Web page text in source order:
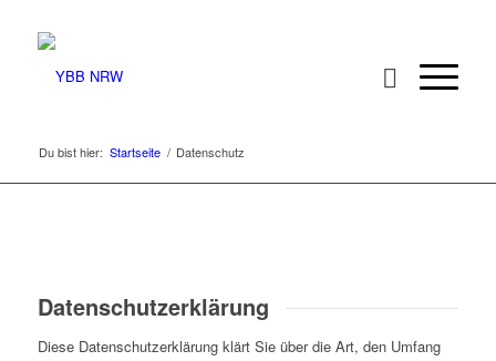
Du bist hier: Startseite / Datenschutz
Datenschutzerklärung
Diese Datenschutzerklärung klärt Sie über die Art, den Umfang